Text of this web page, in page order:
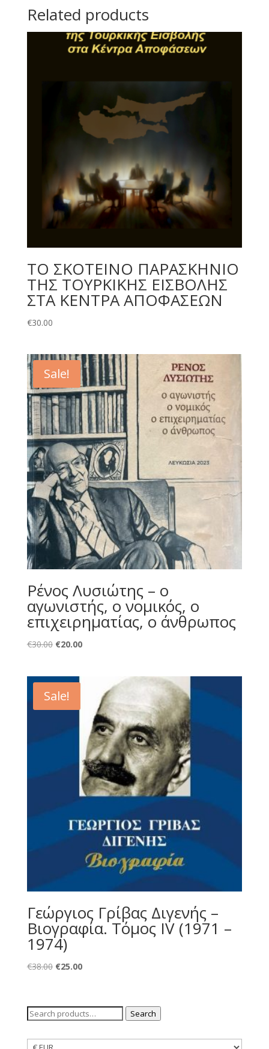
Related products
ΤΟ ΣΚΟΤΕΙΝΟ ΠΑΡΑΣΚΗΝΙΟ
ΤΗΣ ΤΟΥΡΚΙΚΗΣ ΕΙΣΒΟΛΗΣ
ΣΤΑ ΚΕΝΤΡΑ ΑΠΟΦΑΣΕΩΝ
€30.00
Sale!
Ρένος Λυσιώτης – ο
αγωνιστής, ο νομικός, ο
επιχειρηματίας, ο άνθρωπος
€30.00 Original
€30.00.
€20.00Current
Sale!
Γεώργιος Γρίβας Διγενής –
Βιογραφία. Τόμος ΙV (1971 –
1974)
€38.00 Original
€38.00.
€25.00Current
€25.00.
Search
Search